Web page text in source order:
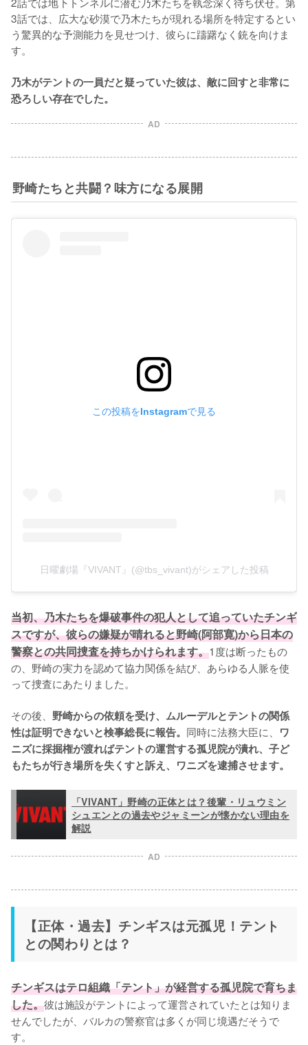
3話では、広大な砂漠で乃木たちが現れる場所を特定するとい
う驚異的な予測能力を見せつけ、彼らに躊躇なく銃を向けま
す。
乃木がテントの一員だと疑っていた彼は、敵に回すと非常に
恐ろしい存在でした。
AD
野崎たちと共闘？味方になる展開
この投稿をInstagramで見る
日曜劇場『VIVANT』(@tbs_vivant)がシェアした投稿
当初、乃木たちを爆破事件の犯人として追っていたチンギ
スですが、彼らの嫌疑が晴れると野崎(阿部寛)から日本の
警察との共同捜査を持ちかけられます。1度は断ったもの
の、野崎の実力を認めて協力関係を結び、あらゆる人脈を使
って捜査にあたりました。
その後、 野崎からの依頼を受け、ムルーデルとテントの関係
性は証明できないと検事総長に報告。 同時に法務大臣に、 ワ
ニズに採掘権が渡ればテントの運営する孤児院が潰れ、子ど
もたちが行き場所を失くすと訴え、ワニズを逮捕させます。
「VIVANT」野崎の正体とは？後輩・リュウミン
シュエンとの過去やジャミーンが懐かない理由を
解説
AD
【正体・過去】チンギスは元孤児！テント
との関わりとは？
チンギスはテロ組織「テント」が経営する孤児院で育ちま
した。彼は施設がテントによって運営されていたとは知りま
せんでしたが、バルカの警察官は多くが同じ境遇だそうで
す。